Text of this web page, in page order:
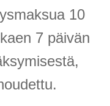
10
7 päivän